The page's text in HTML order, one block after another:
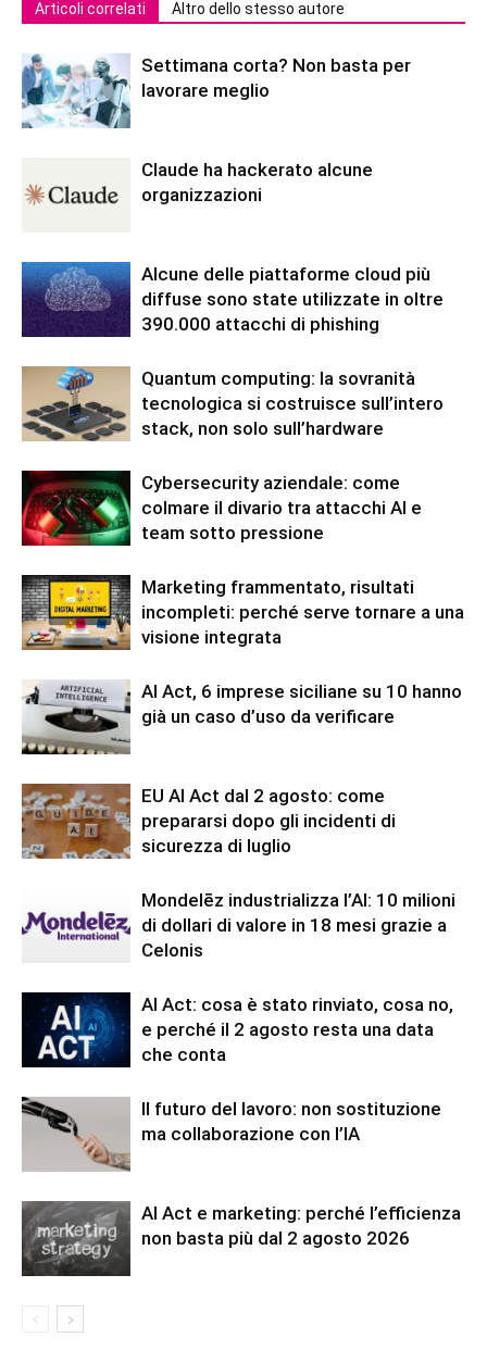
Articoli correlati Altro dello stesso autore
Settimana corta? Non basta per
lavorare meglio
Claude ha hackerato alcune
organizzazioni
Alcune delle piattaforme cloud più
diffuse sono state utilizzate in oltre
390.000 attacchi di phishing
Quantum computing: la sovranità
tecnologica si costruisce sull’intero
stack, non solo sull’hardware
Cybersecurity aziendale: come
colmare il divario tra attacchi AI e
team sotto pressione
Marketing frammentato, risultati
incompleti: perché serve tornare a una
visione integrata
AI Act, 6 imprese siciliane su 10 hanno
già un caso d’uso da verificare
EU AI Act dal 2 agosto: come
prepararsi dopo gli incidenti di
sicurezza di luglio
Mondelēz industrializza l’AI: 10 milioni
di dollari di valore in 18 mesi grazie a
Celonis
AI Act: cosa è stato rinviato, cosa no,
e perché il 2 agosto resta una data
che conta
Il futuro del lavoro: non sostituzione
ma collaborazione con l’IA
AI Act e marketing: perché l’efficienza
non basta più dal 2 agosto 2026